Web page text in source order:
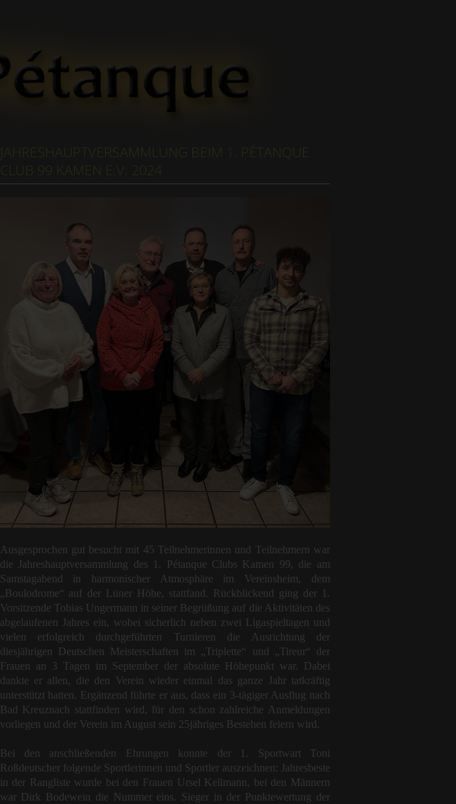
Ausgesprochen gut besucht mit 45 Teilnehmerinnen und Teilnehmern war
die Jahreshauptversammlung des 1. Pétanque Clubs Kamen 99, die am
Samstagabend in harmonischer Atmosphäre im Vereinsheim, dem
„Boulodrome“ auf der Lüner Höhe, stattfand. Rückblickend ging der 1.
Vorsitzende Tobias Ungermann in seiner Begrüßung auf die Aktivitäten des
abgelaufenen Jahres ein, wobei sicherlich neben zwei Ligaspieltagen und
vielen erfolgreich durchgeführten Turnieren die Ausrichtung der
diesjährigen Deutschen Meisterschaften im „Triplette“ und „Tireur“ der
Frauen an 3 Tagen im September der absolute Höhepunkt war. Dabei
dankte er allen, die den Verein wieder einmal das ganze Jahr tatkräftig
unterstützt hatten. Ergänzend führte er aus, dass ein 3-tägiger Ausflug nach
Bad Kreuznach stattfinden wird, für den schon zahlreiche Anmeldungen
vorliegen und der Verein im August sein 25jähriges Bestehen feiern wird.
Bei den anschließenden Ehrungen konnte der 1. Sportwart Toni
Roßdeutscher folgende Sportlerinnen und Sportler auszeichnen: Jahresbeste
in der Rangliste wurde bei den Frauen Ursel Kellmann, bei den Männern
war Dirk Bodewein die Nummer eins. Sieger in der Punktewertung der